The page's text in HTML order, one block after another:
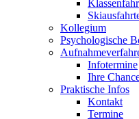
Kollegium
Psychologische
Infotermine
Ihre
Praktische Infos
Kontakt
Termine